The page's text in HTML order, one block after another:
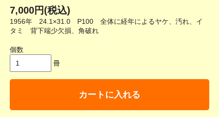
7,000円(税込)
1956年 24.1×31.0 P100 全体に経年によるヤケ、汚れ、イ
タミ 背下端少欠損、角破れ
個数
冊
カートに入れる